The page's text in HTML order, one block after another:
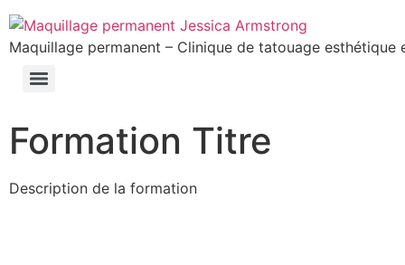
Maquillage permanent – Clinique de tatouage esthétique
Formation Titre
Description de la formation